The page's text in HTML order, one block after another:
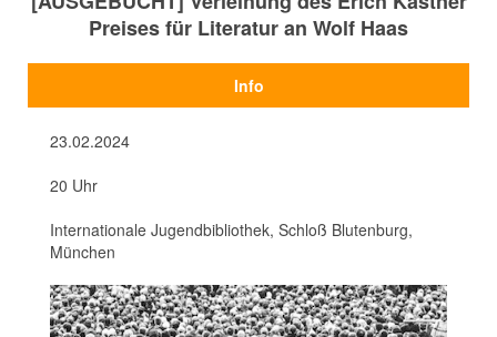
Preises für Literatur an Wolf Haas
Info
23.02.2024
20 Uhr
Internationale Jugendbibliothek, Schloß Blutenburg,
München